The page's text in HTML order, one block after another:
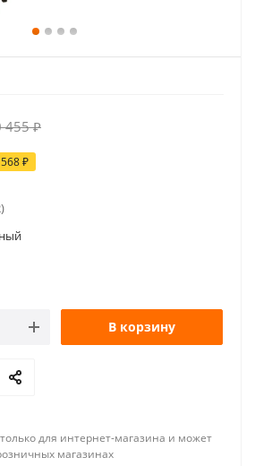
455₽
₽
В корзину
для интернет-магазина и может
магазинах